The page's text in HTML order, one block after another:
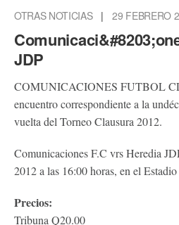
OTRAS NOTICIAS | 29 FEBRERO
JDP
COMUNICACIONES FUTBOL
encuentro correspondiente a la
vuelta del Torneo Clausura 2012.
Comunicaciones F.C vrs Heredia
2012 a las 16:00 horas, en el
Precios:
Tribuna Q20.00